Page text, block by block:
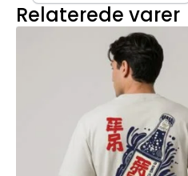
Relaterede varer